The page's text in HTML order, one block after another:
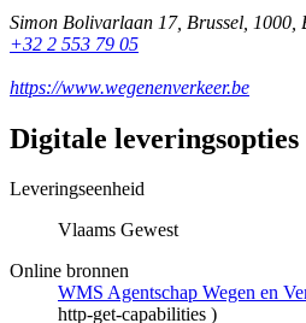
Simon Bolivarlaan 17, Brussel 1000
+32 2 553 79 05
https://www.wegenenverkeer.be
Digitale leveringsopties
Leveringseenheid
Vlaams Gewest
Online bronnen
WMS Agentschap Wegen en
http-get-capabilities )